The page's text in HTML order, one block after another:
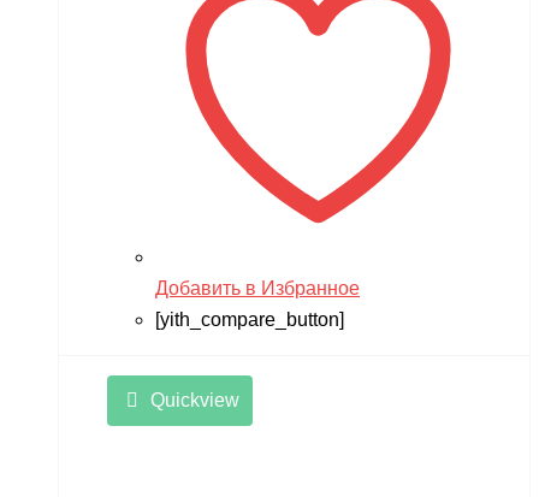
Добавить в Избранное
[yith_compare_button]
Quickview